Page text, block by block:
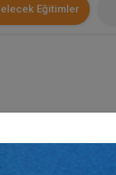
Eğitimler